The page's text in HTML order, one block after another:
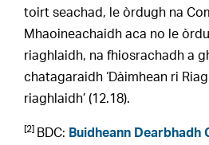
toirt seachad, le òrdugh na
Mhaoineachaidh aca no le
riaghlaidh, na fhiosrachadh a
chatagaraidh ‘Dàimhean ri
riaghlaidh’ (12.18).
[2] BDC: Buidheann Dearbhadh